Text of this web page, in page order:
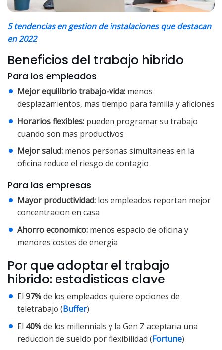
5 tendencias en gestion de instalaciones que destacan
en 2022
Beneficios del trabajo hibrido
Para los empleados
Mejor equilibrio trabajo-vida: menos
desplazamientos, mas tiempo para familia y aficiones
Horarios flexibles: pueden programar su trabajo
cuando son mas productivos
Mejor salud: menos personas simultaneas en la
oficina reduce el riesgo de contagio
Para las empresas
Mayor productividad: los empleados reportan mejor
concentracion en casa
Ahorro economico: menos espacio de oficina y
menores costes de energia
Por que adoptar el trabajo
hibrido: estadisticas clave
El 97%de los empleados quiere opciones de
teletrabajo (Buffer)
El 40%de los millennials y la Gen Z aceptaria una
reduccion de sueldo por flexibilidad (Fortune)